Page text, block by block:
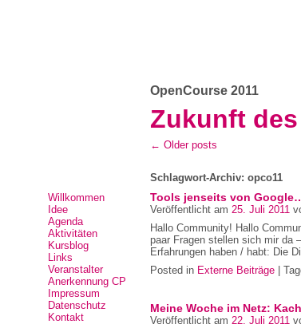
Willkommen
Idee
Agenda
Aktivitäten
Kursblog
Links
Veranstalter
Anerkennung CP
Impressum
Datenschutz
Kontakt
OpenCourse 2011
Zukunft
Schlagwort-Archiv: opco11
← Older posts
Tools jenseits von
Veröffentlicht am 25. Juli 2011
Hallo Community! Hallo
paar Fragen stellen sich mir da
Erfahrungen haben / habt: Die
Posted in Externe Beiträge |
Meine Woche im Netz:
Veröffentlicht am 22. Juli 2011